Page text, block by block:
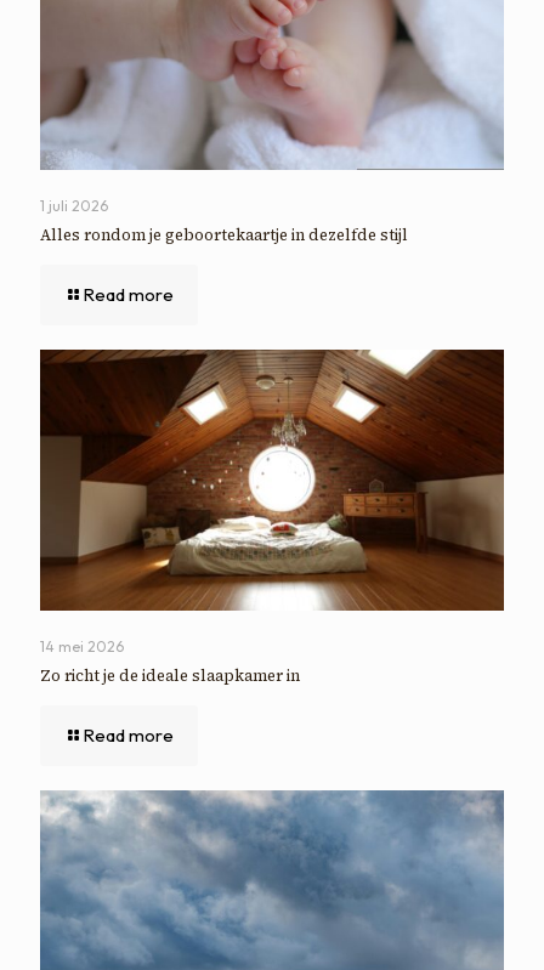
1 juli 2026
Alles rondom je geboortekaartje in dezelfde stijl
Read more
14 mei 2026
Zo richt je de ideale slaapkamer in
Read more